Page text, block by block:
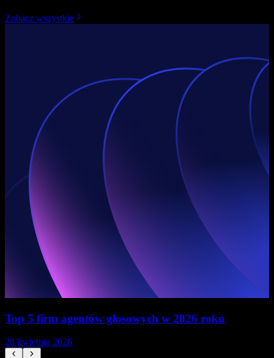
Zobacz wszystkie
Top 5 firm agentów głosowych w 2026 roku
28 kwietnia 2026